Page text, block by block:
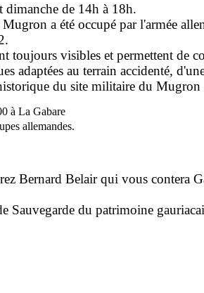
dimanche de 14h à 18h.
a été occupé par l'armée
toujours visibles et permettent de
adaptées au terrain accidenté,
du site militaire du Mugron
à La Gabare
allemandes.
Bernard Belair qui vous contera
Sauvegarde du patrimoine